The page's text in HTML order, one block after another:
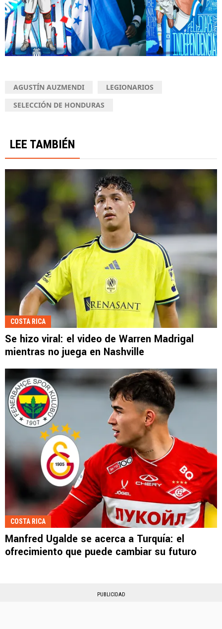
AGUSTÍN AUZMENDI
LEGIONARIOS
SELECCIÓN DE HONDURAS
LEE TAMBIÉN
COSTA RICA
Se hizo viral: el video de Warren Madrigal
mientras no juega en Nashville
COSTA RICA
Manfred Ugalde se acerca a Turquía: el
ofrecimiento que puede cambiar su futuro
PUBLICIDAD